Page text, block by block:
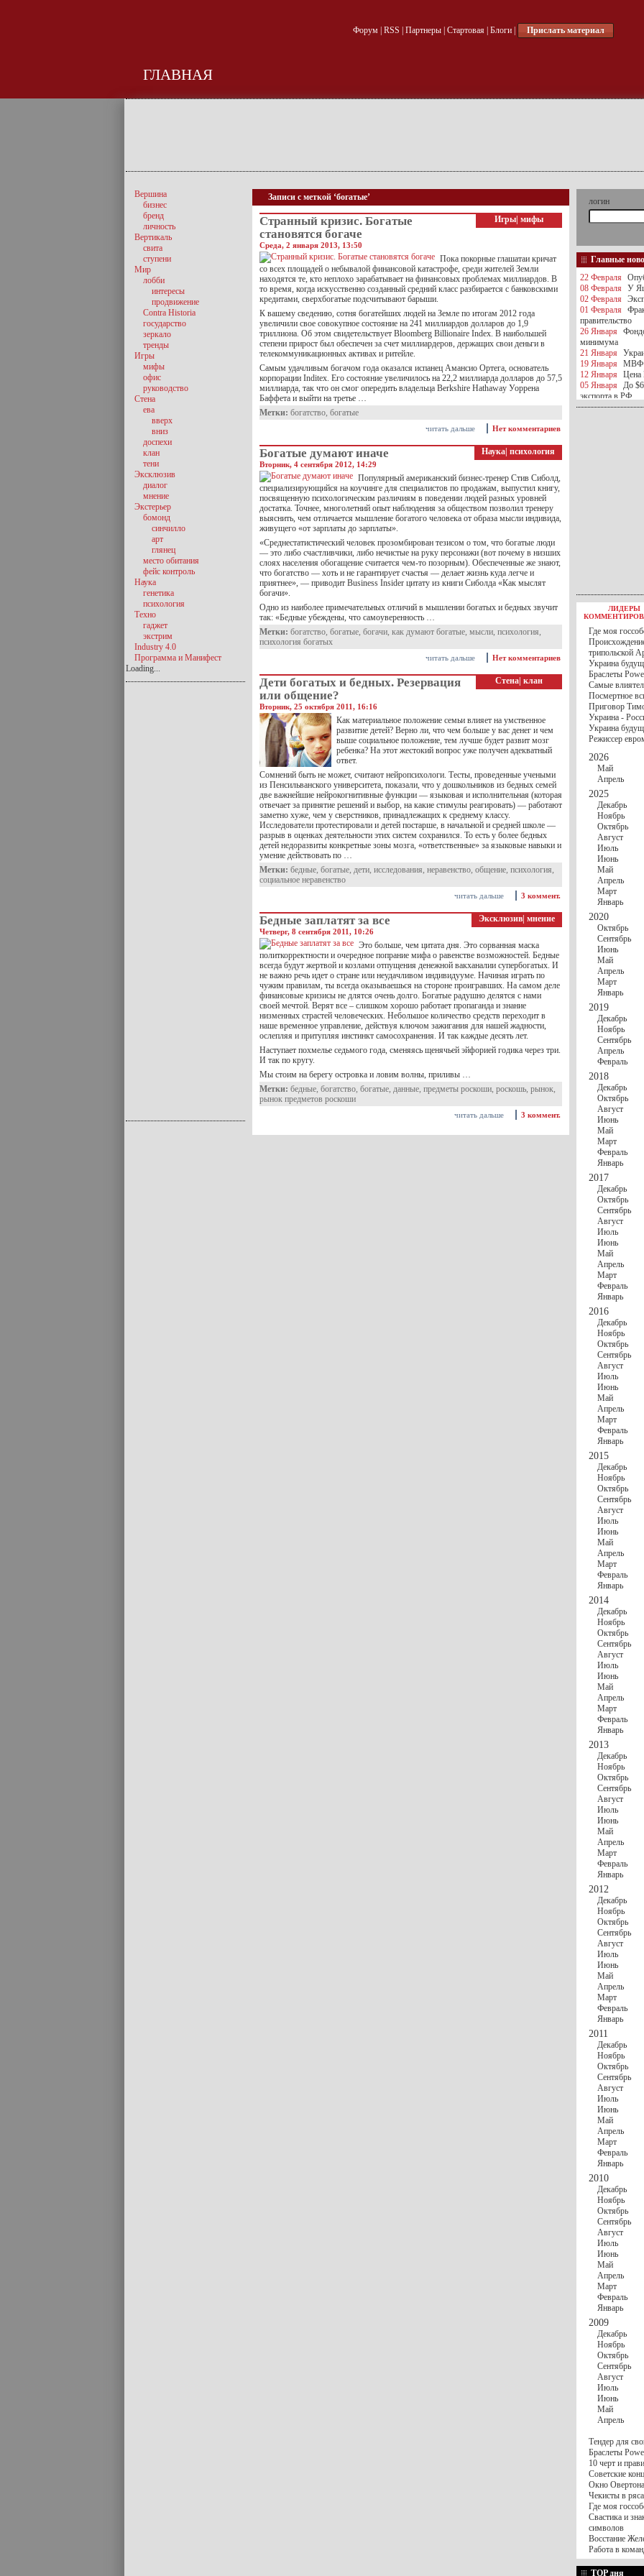
Форум| RSS Партнеры| Стартовая| Блоги| Прислать материал
ГЛАВНАЯ
Записи с меткой ‘богатые’
Игры мифы
Странный кризис. Богатые
становятся богаче
Среда, 2 января 2013, 13:50
Пока покорные глашатаи кричат
со всех площадей о небывалой финансовой катастрофе, среди жителей Земли
находятся те, кто неплохо зарабатывает на финансовых проблемах миллиардов. В
то время, когда искусственно созданный средний класс разбирается с банковскими
кредитами, сверхбогатые подсчитывают барыши.
К вашему сведению, сотня богатейших людей на Земле по итогам 2012 года
увеличили свое совокупное состояние на 241 миллиардов долларов до 1,9
триллиона. Об этом свидетельствует Bloomberg Billionaire Index. В наибольшей
степени прирост был обеспечен за счет миллиардеров, держащих свои деньги в
телекоммуникационных активах и ритейле.
Самым удачливым богачом года оказался испанец Амансио Ортега, основатель
корпорации Inditex. Его состояние увеличилось на 22,2 миллиарда долларов до 57,5
миллиарда, так что он смог опередить владельца Berkshire Hathaway Уоррена
Баффета и выйти на третье …
Метки: богатство, богатые
Нет комментариев
читать дальше
Наука психология
Богатые думают иначе
Вторник, 4 сентября 2012, 14:29
Популярный американский бизнес-тренер Стив Сиболд,
специализирующийся на коучинге для специалистов по продажам, выпустил книгу,
посвященную психологическим различиям в поведении людей разных уровней
достатка. Точнее, многолетний опыт наблюдения за обществом позволил тренеру
выяснить, чем отличается мышление богатого человека от образа мысли индивида,
живущего «от зарплаты до зарплаты».
«Среднестатистический человек прозомбирован тезисом о том, что богатые люди
— это либо счастливчики, либо нечистые на руку персонажи (вот почему в низших
слоях населения обогащение считается чем-то позорным). Обеспеченные же знают,
что богатство — хоть и не гарантирует счастья — делает жизнь куда легче и
приятнее», — приводит Business Insider цитату из книги Сиболда «Как мыслят
богачи».
Одно из наиболее примечательных отличий в мышлении богатых и бедных звучит
так: «Бедные убеждены, что самоуверенность …
Метки: богатство, богатые, богачи, как думают богатые, мысли, психология,
психология богатых
Нет комментариев
читать дальше
Стена клан
Дети богатых и бедных. Резервация
или общение?
Вторник, 25 октября 2011, 16:16
Как материальное положение семьи влияет на умственное
развитие детей? Верно ли, что чем больше у вас денег и чем
выше социальное положение, тем лучше будет развит мозг
ребенка? На этот жестокий вопрос уже получен адекватный
ответ.
Сомнений быть не может, считают нейропсихологи. Тесты, проведенные учеными
из Пенсильванского университета, показали, что у дошкольников из бедных семей
две важнейшие нейрокогнитивные функции — языковая и исполнительная (которая
отвечает за принятие решений и выбор, на какие стимулы реагировать) — работают
заметно хуже, чем у сверстников, принадлежащих к среднему классу.
Исследователи протестировали и детей постарше, в начальной и средней школе —
разрыв в оценках деятельности этих систем сохранился. То есть у более бедных
детей недоразвиты конкретные зоны мозга, «ответственные» за языковые навыки и
умение действовать по …
Метки: бедные, богатые, дети, исследования, неравенство, общение, психология,
социальное неравенство
3 коммент.
читать дальше
Эксклюзив мнение
Бедные заплатят за все
Четверг, 8 сентября 2011, 10:26
Это больше, чем цитата дня. Это сорванная маска
политкорректности и очередное попрание мифа о равенстве возможностей. Бедные
всегда будут жертвой и козлами отпущения денежной вакханалии супербогатых. И
не важно речь идет о стране или неудачливом индивидууме. Начиная играть по
чужим правилам, ты всегда оказываешься на стороне проигравших. На самом деле
финансовые кризисы не длятся очень долго. Богатые радушно делятся с нами
своей мечтой. Верят все – слишком хорошо работает пропаганда и знание
низменных страстей человеческих. Небольшое количество средств переходит в
наше временное управление, действуя ключом зажигания для нашей жадности,
ослепляя и притупляя инстинкт самосохранения. И так каждые десять лет.
Наступает похмелье седьмого года, сменяясь щенячьей эйфорией годика через три.
И так по кругу.
Мы стоим на берегу островка и ловим волны, приливы …
Метки: бедные, богатство, богатые, данные, предметы роскоши, роскошь, рынок,
рынок предметов роскоши
3 коммент.
читать дальше
Вершина
бизнес
бренд
личность
Вертикаль
свита
ступени
Мир
лобби
интересы
продвижение
Contra Historia
государство
зеркало
тренды
Игры
мифы
офис
руководство
Стена
ева
вверх
вниз
доспехи
клан
тени
Эксклюзив
диалог
мнение
Экстерьер
бомонд
синчилло
арт
глянец
место обитания
фейс контроль
Наука
генетика
психология
Техно
гаджет
экстрим
Industry 4.0
Программа и Манифест
Loading...
логин
Главные
22 Февраля
08 Февраля
У
02 Февраля
01 Февраля
правительство
26 Января
минимума
21 Января
19 Января
МВФ
12 Января
Цена
05 Января
До
экспорта в РФ
05 Января
Киев
30 Ноября С 1
30 Ноября
РФ
27 Ноября
ВВП
госбюджете
27 Ноября
Турции
17 Ноября
шестилетнего
16 Ноября
13 Ноября
10 Ноября
10 Ноября
особом статусе
03 Ноября
ЛИДЕРЫ
Где моя
трипольской
Украина
Браслеты
Самые
Посмертное
Приговор
Украина -
Украина
Режиссер
2026
Май
Апрель
2025
Декабрь
Ноябрь
Октябрь
Август
Июль
Июнь
Май
Апрель
Март
Январь
2020
Октябрь
Сентябрь
Июнь
Май
Апрель
Март
Январь
2019
Декабрь
Ноябрь
Сентябрь
Апрель
Февраль
2018
Декабрь
Октябрь
Август
Июнь
Май
Март
Февраль
Январь
2017
Декабрь
Октябрь
Сентябрь
Август
Июль
Июнь
Май
Апрель
Март
Февраль
Январь
2016
Декабрь
Ноябрь
Октябрь
Сентябрь
Август
Июль
Июнь
Май
Апрель
Март
Февраль
Январь
2015
Декабрь
Ноябрь
Октябрь
Сентябрь
Август
Июль
Июнь
Май
Апрель
Март
Февраль
Январь
2014
Декабрь
Ноябрь
Октябрь
Сентябрь
Август
Июль
Июнь
Май
Апрель
Март
Февраль
Январь
2013
Декабрь
Ноябрь
Октябрь
Сентябрь
Август
Июль
Июнь
Май
Апрель
Март
Февраль
Январь
2012
Декабрь
Ноябрь
Октябрь
Сентябрь
Август
Июль
Июнь
Май
Апрель
Март
Февраль
Январь
2011
Декабрь
Ноябрь
Октябрь
Сентябрь
Август
Июль
Июнь
Май
Апрель
Март
Февраль
Январь
2010
Декабрь
Ноябрь
Октябрь
Сентябрь
Август
Июль
Июнь
Май
Апрель
Март
Февраль
Январь
2009
Декабрь
Ноябрь
Октябрь
Сентябрь
Август
Июль
Июнь
Май
Апрель
Тендер для
Браслеты
10 черт и
Советские
Окно
Чекисты в
Где моя
Свастика и
символов
Восстание
Работа в
TOP дня